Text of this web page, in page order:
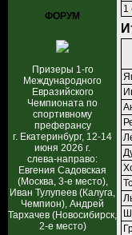
ФОРУМ
Призеры 1-го
Международного
Евразийского
Чемпионата по
спортивному
преферансу
г. Екатеринбург, 12-14
июня 2026 г.
слева-направо:
Евгения Садовская
(Москва, 3-е место),
Иван Тулупеев (Калуга,
Чемпион), Андрей
Тархачев (Новосибирск,
2-е место)
1